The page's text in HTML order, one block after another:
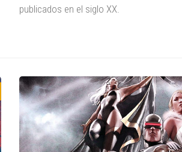
publicados en el siglo XX.